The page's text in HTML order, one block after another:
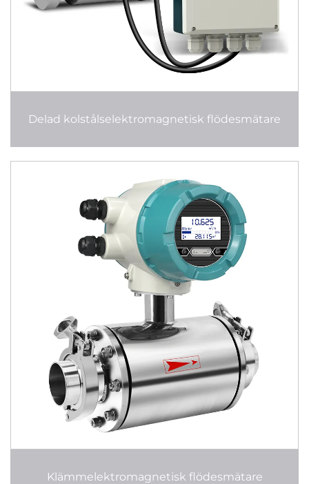
Delad kolstålselektromagnetisk flödesmätare
Klämmelektromagnetisk flödesmätare